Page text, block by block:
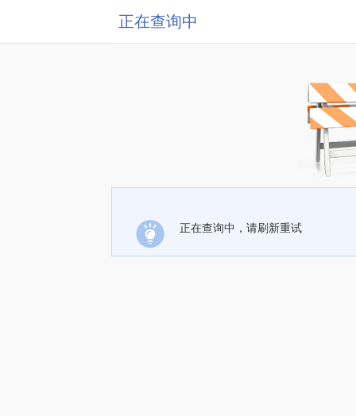
正在查询中
正在查询中，请刷新重试